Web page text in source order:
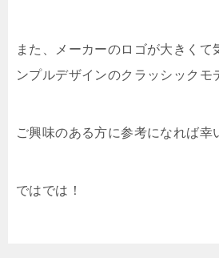
また、メーカーのロゴが大きくて
ンプルデザインのクラッシックモ
ご興味のある方に参考になれば
ではでは！